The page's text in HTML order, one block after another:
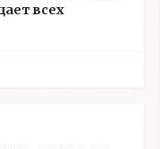
всех